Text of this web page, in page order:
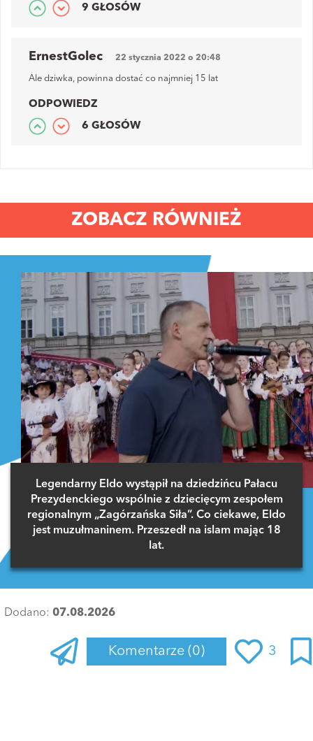
9 GŁOSÓW
ErnestGolec 22 stycznia 2022 o 20:48
Ale dziwka, powinna dostać co najmniej 15 lat
ODPOWIEDZ
6 GŁOSÓW
ZOBACZ RÓWNIEŻ
Legendarny Eldo wystąpił na dziedzińcu Pałacu
Prezydenckiego wspólnie z dziecięcym zespołem
regionalnym „Zagórzańska Siła”. Co ciekawe, Eldo
jest muzułmaninem. Przeszedł na islam mając 18
lat.
Dodano: 07.08.2026
Komentarze (0) 3